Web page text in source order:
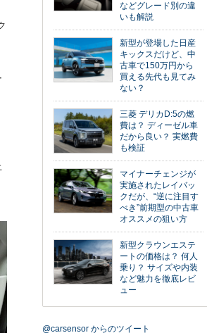
などグレード別の違
いも解説
新型が登場した日産
キックスだけど、中
古車で150万円から
買える先代も見てみ
ない？
三菱 デリカD:5の燃
費は？ ディーゼル車
だから良い？ 実燃費
も検証
マイナーチェンジが
実施されたレイバッ
クだが、“逆に注目す
べき”前期型の中古車
オススメの狙い方
新型クラウンエステ
ートの価格は？ 何人
乗り？ サイズや内装
など魅力を徹底レビ
ュー
@carsensor からのツイート